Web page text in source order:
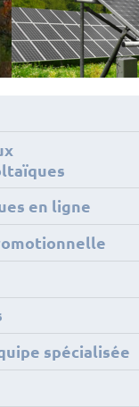
en ligne
spécialisée